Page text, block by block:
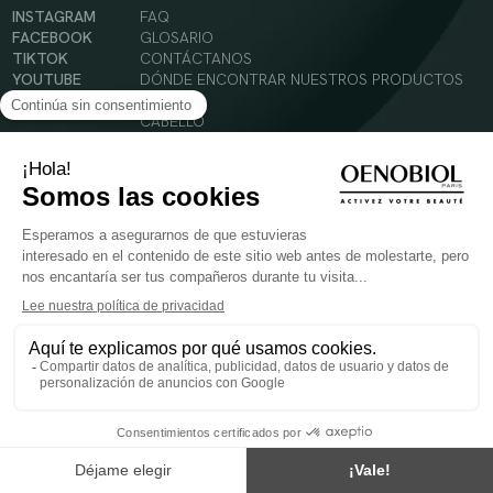
INSTAGRAM
FACEBOOK
TIKTOK
YOUTUBE
FAQ
GLOSARIO
CONTÁCTANOS
DÓNDE ENCONTRAR NUESTROS PRODUCTOS
SOLAR
CABELLO
© 2024 Oenobiol Paris
Condiciones Generales de Uso
Política de Privacidad
Menciones legales
PARA VUESTRA SALUD COMER AL MENOS 5 PIEZAS DE FRUTA Y LEGUMBRES AL DIA.
sano y no ser utilizados como sustitutos de un cuadro de vida sano y equilibrado. Solo
para adultos. Consulta atentamente el etiquetado de los productos antes de su uso.